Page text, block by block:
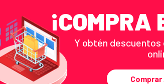
Y obtén descuentos